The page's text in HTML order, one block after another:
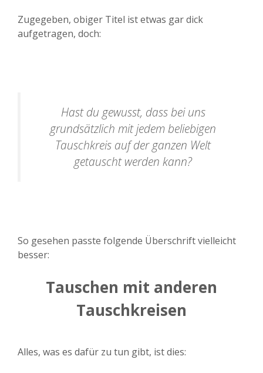
Zugegeben, obiger Titel ist etwas gar dick
aufgetragen, doch:
Hast du gewusst, dass bei uns
grundsätzlich mit jedem beliebigen
Tauschkreis auf der ganzen Welt
getauscht werden kann?
So gesehen passte folgende Überschrift vielleicht
besser:
Tauschen mit anderen
Tauschkreisen
Alles, was es dafür zu tun gibt, ist dies: